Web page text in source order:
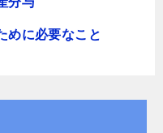
めに必要なこと